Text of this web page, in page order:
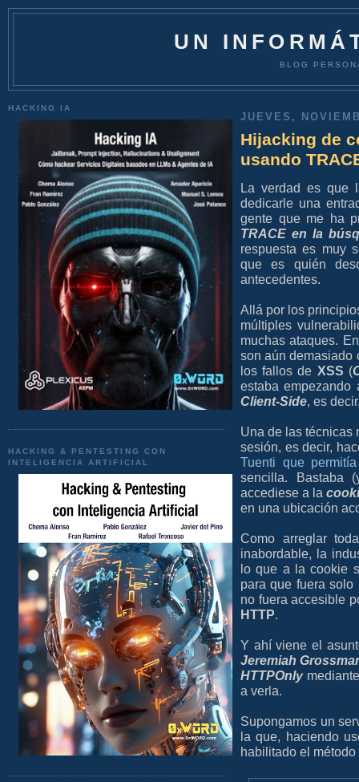
UN
BLOG
HACKING IA
HACKING & PENTESTING CON
INTELIGENCIA ARTIFICIAL
JUEVES,
Hijacking de
usando
La verdad es que
dedicarle una
gente que me ha
TRACE en la
respuesta es muy
que es quién
antecedentes.
Allá por los
múltiples
muchas ataques.
son aún demasiado
los fallos de XSS (
estaba
Client-Side, es
Una de las técnicas
sesión, es decir,
Tuenti que
sencilla. Bastaba
accediese a la
en una ubicación
Como arreglar
inabordable, la
lo que a la cookie
para que fuera
no fuera accesible
HTTP.
Y ahí viene el
Jeremiah
HTTPOnly
a verla.
Supongamos un
la que, haciendo
habilitado el método